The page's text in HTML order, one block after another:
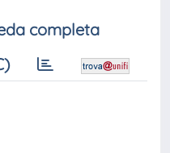
completa